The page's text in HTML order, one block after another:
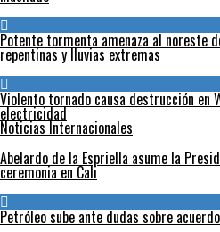
Potente tormenta amenaza al noreste
repentinas y lluvias extremas
Violento tornado causa destrucción en
electricidad
Noticias Internacionales
Abelardo de la Espriella asume la
ceremonia en Cali
Petróleo sube ante dudas sobre